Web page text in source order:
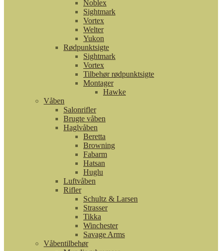
Noblex
Sightmark
Vortex
Welter
Yukon
Rødpunktsigte
Sightmark
Vortex
Tilbehør rødpunktsigte
Montager
Hawke
Våben
Salonrifler
Brugte våben
Haglvåben
Beretta
Browning
Fabarm
Hatsan
Huglu
Luftvåben
Rifler
Schultz & Larsen
Strasser
Tikka
Winchester
Savage Arms
Våbentilbehør